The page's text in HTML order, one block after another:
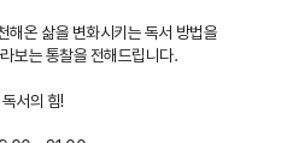
해온 삶을 변화시키는 독서 방법을
보는 통찰을 전해드립니다.
독서의 힘!